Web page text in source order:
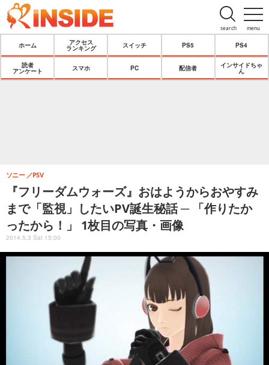
menu
search
ホーム
アクセス
ランキング
スイッチ PS5 PS4
読者
アンケート
スマホ PC 配信者
インサイドちゃ
ん
『フリーダムウォーズ』おはようからおやすみ
まで「監視」したいPV誕生秘話 ─ 「作りたか
ったから！」 1枚目の写真・画像
ソニー PSV
2014.5.3 Sat 15:00